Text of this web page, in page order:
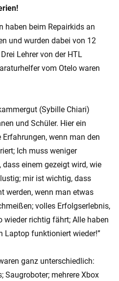
haben beim Repairkids an
und wurden dabei von 12
Lehrer von der HTL
vom Otelo waren
(Sybille Chiari)
und Schüler. Hier ein
wenn man den
Ich muss weniger
einem gezeigt wird, wie
mir ist wichtig, dass
werden, wenn man etwas
volles Erfolgserlebnis,
wieder richtig fährt; Alle haben
Laptop funktioniert wieder!”
ganz unterschiedlich:
Saugroboter; mehrere Xbox